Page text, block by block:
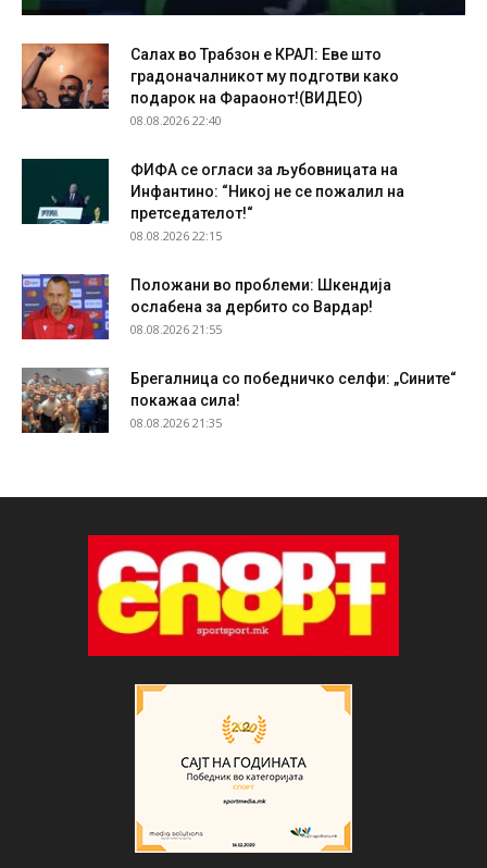
Салах во Трабзон е КРАЛ: Еве што
градоначалникот му подготви како
подарок на Фараонот!(ВИДЕО)
08.08.2026 22:40
ФИФА се огласи за љубовницата на
Инфантино: “Никој не се пожалил на
претседателот!“
08.08.2026 22:15
Положани во проблеми: Шкендија
ослабена за дербито со Вардар!
08.08.2026 21:55
Брегалница со победничко селфи: „Сините“
покажаа сила!
08.08.2026 21:35